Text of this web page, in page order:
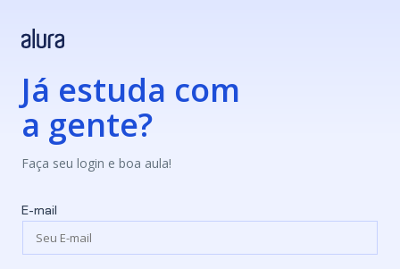
Já estuda com
a gente?
Faça seu login e boa aula!
E-mail